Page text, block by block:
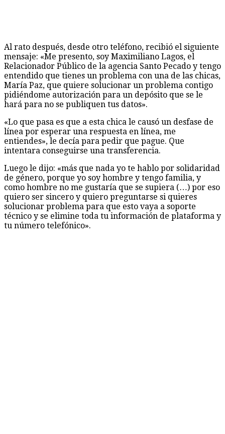
Al rato después, desde otro teléfono, recibió el siguiente
mensaje: «Me presento, soy Maximiliano Lagos, el
Relacionador Público de la agencia Santo Pecado y tengo
entendido que tienes un problema con una de las chicas,
María Paz, que quiere solucionar un problema contigo
pidiéndome autorización para un depósito que se le
hará para no se publiquen tus datos».
«Lo que pasa es que a esta chica le causó un desfase de
línea por esperar una respuesta en línea, me
entiendes», le decía para pedir que pague. Que
intentara conseguirse una transferencia.
Luego le dijo: «más que nada yo te hablo por solidaridad
de género, porque yo soy hombre y tengo familia, y
como hombre no me gustaría que se supiera (…) por eso
quiero ser sincero y quiero preguntarse si quieres
solucionar problema para que esto vaya a soporte
técnico y se elimine toda tu información de plataforma y
tu número telefónico».